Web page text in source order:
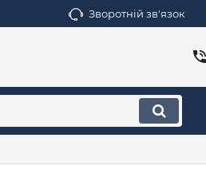
Зворотній зв'язок